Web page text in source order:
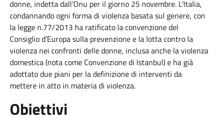
donne, indetta dall’Onu per il giorno 25 novembre. L’Italia,
condannando ogni forma di violenza basata sul genere, con
la legge n.77/2013 ha ratificato la convenzione del
Consiglio d’Europa sulla prevenzione e la lotta contro la
violenza nei confronti delle donne, inclusa anche la violenza
domestica (nota come Convenzione di Istanbul) e ha già
adottato due piani per la definizione di interventi da
mettere in atto in materia di violenza.
Obiettivi